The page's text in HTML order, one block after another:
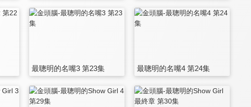
最聰明的名嘴3 第23集 最聰明的名嘴4 第24集